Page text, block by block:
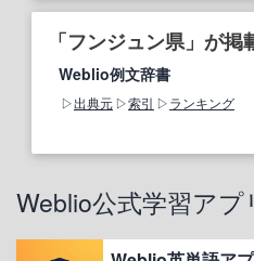
「フンジュン県」が
Weblio例文辞書
出典元 索引 ランキング
Weblio公式学習アプ